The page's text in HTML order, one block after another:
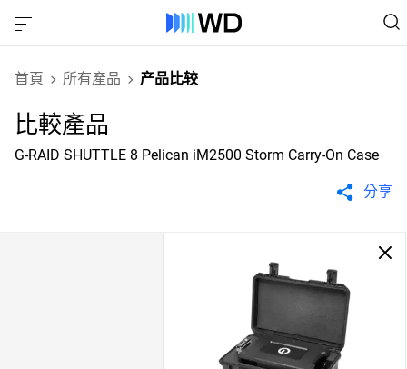
首頁 所有產品 产品比较
比較產品
G-RAID SHUTTLE 8 Pelican iM2500 Storm Carry-On Case
分享